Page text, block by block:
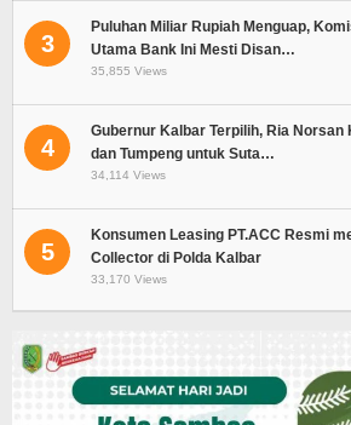
3
Puluhan Miliar Rupiah Menguap,
Utama Bank Ini Mesti Disan…
35,855 Views
4
Gubernur Kalbar Terpilih, Ria Norsan
dan Tumpeng untuk Suta…
34,114 Views
5
Konsumen Leasing PT.ACC Resmi
Collector di Polda Kalbar
33,170 Views